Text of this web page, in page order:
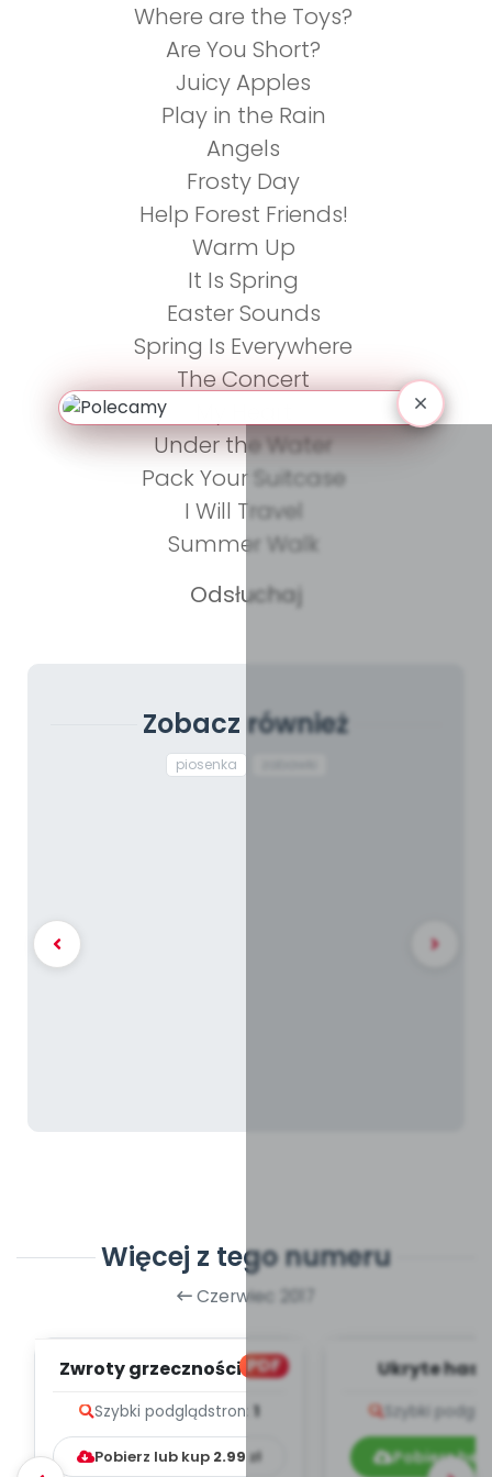
Where are the Toys?
Are You Short?
Juicy Apples
Play in the Rain
Angels
Frosty Day
Help Forest Friends!
Warm Up
It Is Spring
Easter Sounds
Spring Is Everywhere
The Concert
Under the Water
Pack Your Suitcase
I Will Travel
Summer Walk
Odsłuchaj
Zobacz również
piosenka
Więcej z tego numeru
Czerwiec 2017
PDF
Zwroty grzecznościowe
Szybki podglądstron: 1
Pobierz lub kup 2.99 zł
Ukryte
Szybki
Pobierz